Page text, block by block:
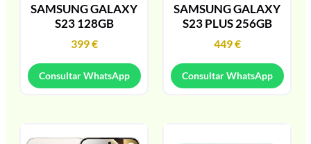
SAMSUNG GALAXY
S23 128GB
399€
Consultar WhatsApp
SAMSUNG GALAXY
S23 PLUS 256GB
449€
Consultar WhatsApp